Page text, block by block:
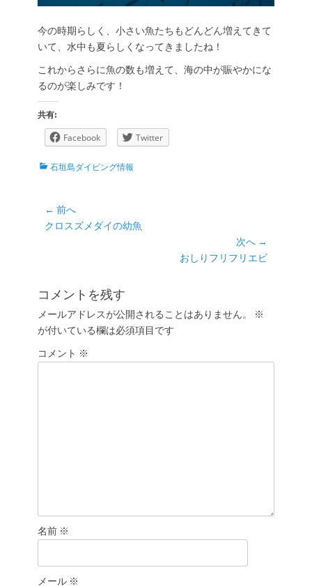
今の時期らしく、小さい魚たちもどんどん増えてきて
いて、水中も夏らしくなってきましたね！
これからさらに魚の数も増えて、海の中が賑やかにな
るのが楽しみです！
共有:
Facebook Twitter
カ 石垣島ダイビング情報
投
稿
ー
シ
ョ
ン
← 前へ
前
クロスズメダイの幼魚
次へ →
投
おしりフリフリエビ
コメントを残す
メールアドレスが公開されることはありません。
※
が付いている欄は必須項目です
コメント ※
名前 ※
メール ※